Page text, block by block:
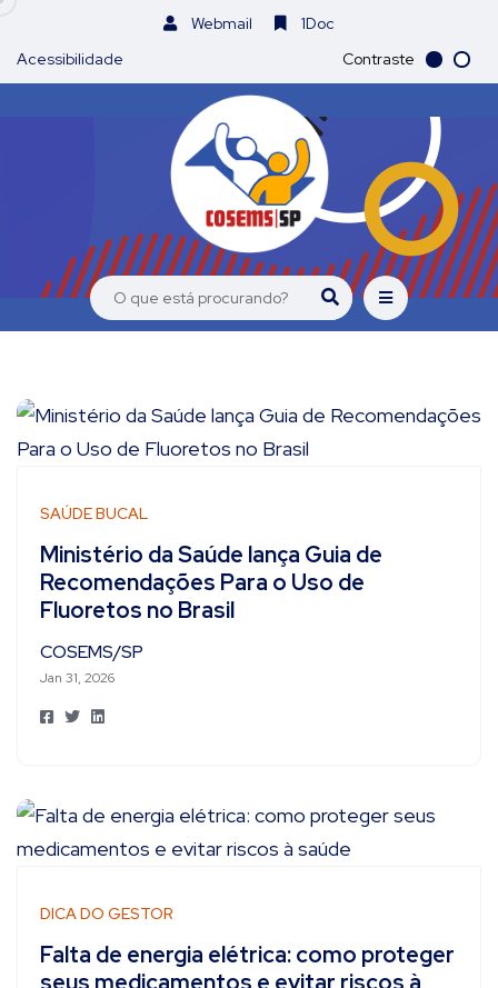
Webmail
1Doc
Acessibilidade
Contraste
SAÚDE BUCAL
Ministério da Saúde lança Guia de
Recomendações Para o Uso de
Fluoretos no Brasil
COSEMS/SP
Jan 31, 2026
DICA DO GESTOR
Falta de energia elétrica: como proteger